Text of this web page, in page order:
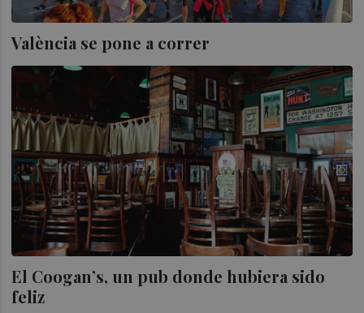
València se pone a correr
El Coogan’s, un pub donde hubiera sido
feliz